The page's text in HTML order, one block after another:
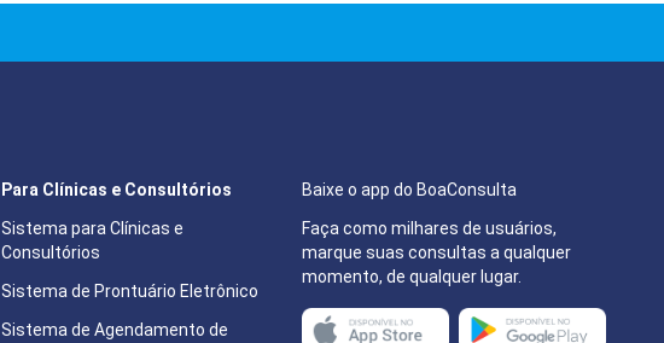
Baixe o app do BoaConsulta
Faça como milhares de usuários,
marque suas consultas a qualquer
momento, de qualquer lugar.
Para Clínicas e Consultórios
Sistema para Clínicas e
Consultórios
Sistema de Prontuário Eletrônico
Sistema de Agendamento de